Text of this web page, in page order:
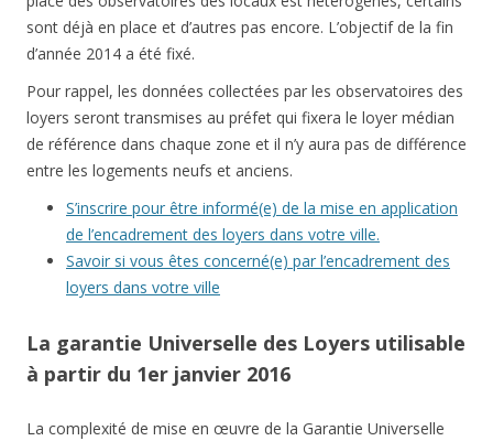
sont déjà en place et d’autres pas encore. L’objectif de la fin
d’année 2014 a été fixé.
Pour rappel, les données collectées par les observatoires des
loyers seront transmises au préfet qui fixera le loyer médian
de référence dans chaque zone et il n’y aura pas de différence
entre les logements neufs et anciens.
S’inscrire pour être informé(e) de la mise en application
de l’encadrement des loyers dans votre ville.
Savoir si vous êtes concerné(e) par l’encadrement des
loyers dans votre ville
La garantie Universelle des Loyers utilisable
à partir du 1er janvier 2016
La complexité de mise en œuvre de la Garantie Universelle